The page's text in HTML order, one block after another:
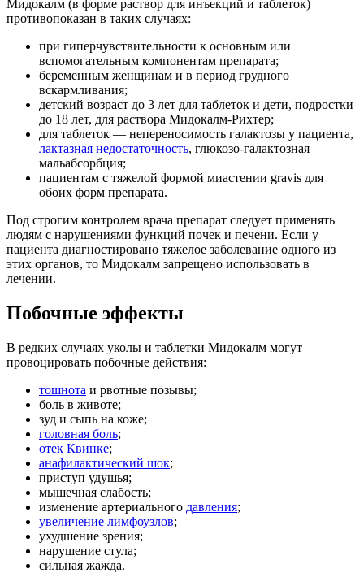
Мидокалм (в форме раствор для инъекций и таблеток)
противопоказан в таких случаях:
при гиперчувствительности к основным или
вспомогательным компонентам препарата;
беременным женщинам и в период грудного
вскармливания;
детский возраст до 3 лет для таблеток и дети, подростки
до 18 лет, для раствора Мидокалм-Рихтер;
для таблеток — непереносимость галактозы у пациента,
лактазная недостаточность, глюкозо-галактозная
мальабсорбция;
пациентам с тяжелой формой миастении gravis для
обоих форм препарата.
Под строгим контролем врача препарат следует применять
людям с нарушениями функций почек и печени. Если у
пациента диагностировано тяжелое заболевание одного из
этих органов, то Мидокалм запрещено использовать в
лечении.
Побочные эффекты
В редких случаях уколы и таблетки Мидокалм могут
провоцировать побочные действия:
тошнота и рвотные позывы;
боль в животе;
зуд и сыпь на коже;
головная боль;
отек Квинке;
анафилактический шок;
приступ удушья;
мышечная слабость;
изменение артериального давления;
увеличение лимфоузлов;
ухудшение зрения;
нарушение стула;
сильная жажда.